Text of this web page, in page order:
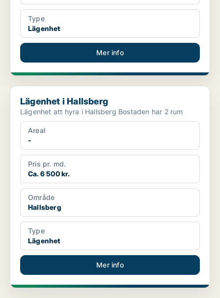
Type
Lägenhet
Mer info
Lägenhet i Hallsberg
Lägenhet i Hallsberg
Lägenhet att hyra i Hallsberg Bostaden har 2 rum
Areal
-
Pris pr. md.
Ca. 6 500 kr.
Område
Hallsberg
Type
Lägenhet
Mer info